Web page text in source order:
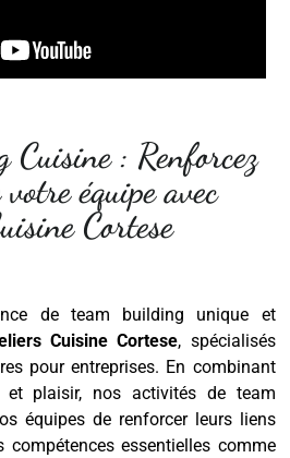
Cuisine : Renforcez
équipe avec
Cortese
de team building unique et
Cuisine Cortese, spécialisés
pour entreprises. En combinant
et plaisir, nos activités de team
équipes de renforcer leurs liens
essentielles comme